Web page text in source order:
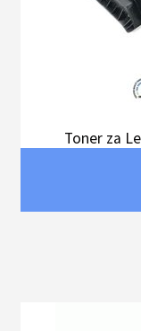
Toner za